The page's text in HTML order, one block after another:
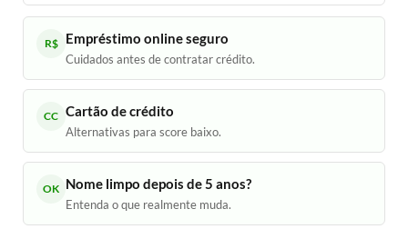
R$ Empréstimo online seguro
Cuidados antes de contratar crédito.
CC Cartão de crédito
Alternativas para score baixo.
OK Nome limpo depois de 5 anos?
Entenda o que realmente muda.